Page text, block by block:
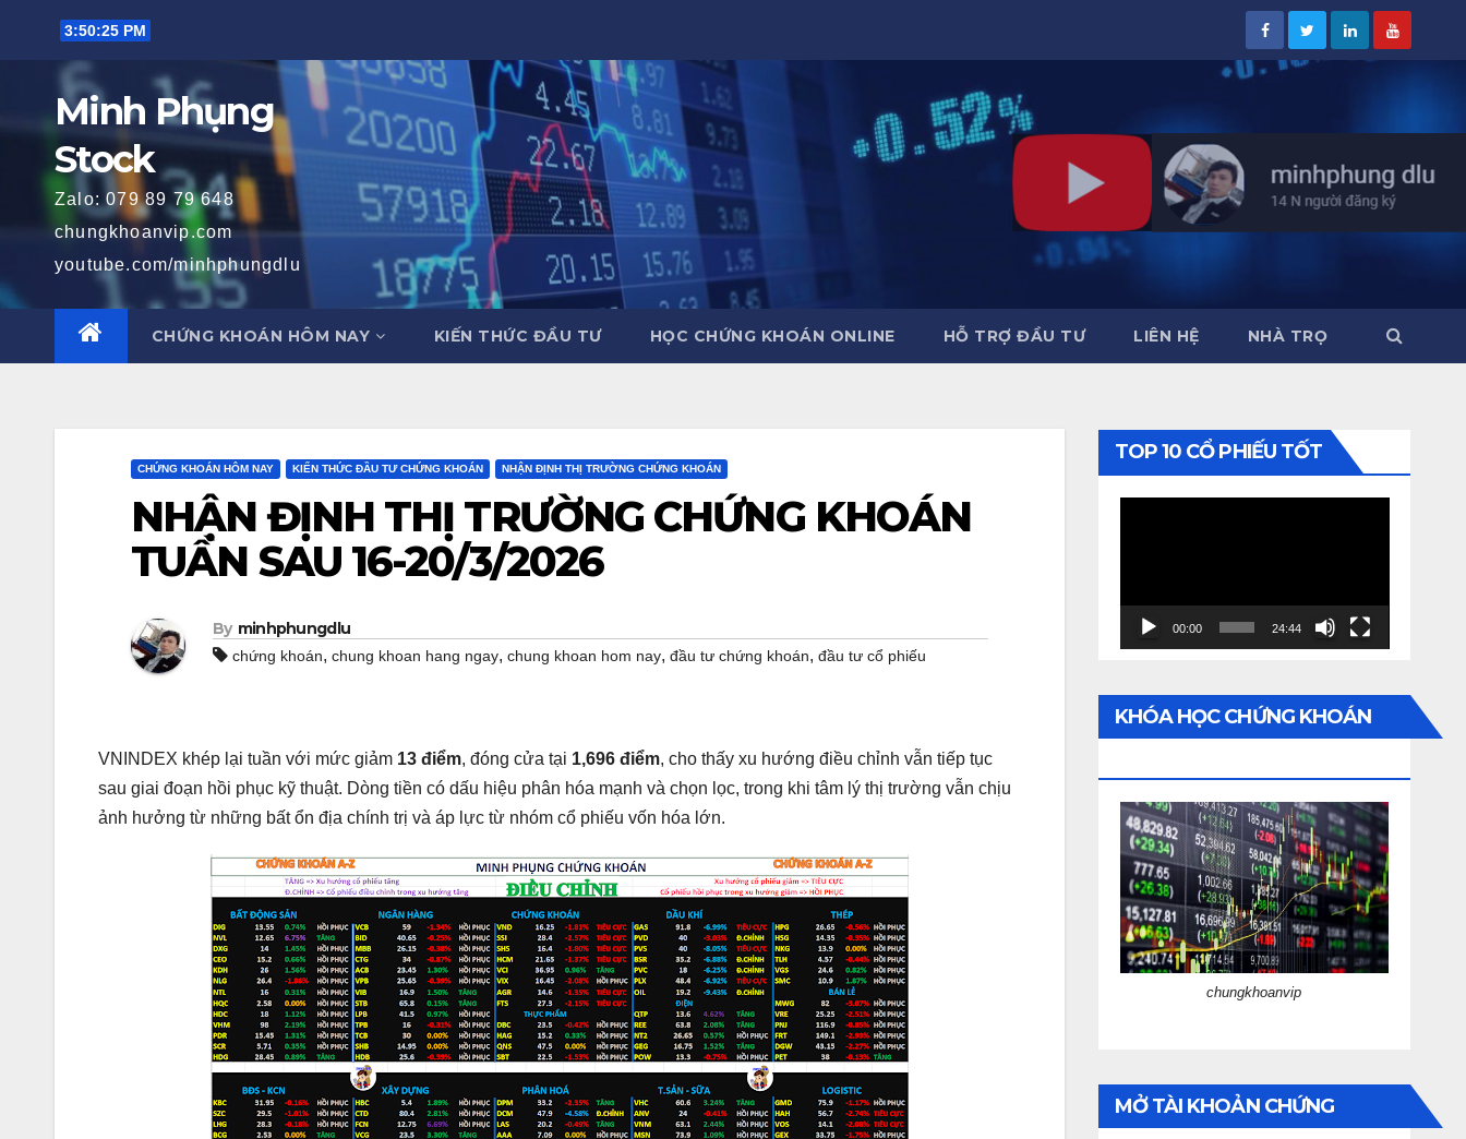
3:50:26 PM
Minh Phụng
Stock
Zalo: 079 89 79 648
chungkhoanvip.com
youtube.com/minhphungdlu
CHỨNG KHOÁN HÔM NAY KIẾN THỨC ĐẦU TƯ HỌC CHỨNG KHOÁN ONLINE HỖ TRỢ ĐẦU TƯ LIÊN HỆ NHÀ TRỌ
CHỨNG KHOÁN HÔM NAY KIẾN THỨC ĐẦU TƯ CHỨNG KHOÁN NHẬN ĐỊNH THỊ TRƯỜNG CHỨNG KHOÁN
NHẬN ĐỊNH THỊ TRƯỜNG CHỨNG KHOÁN
TUẦN SAU 16-20/3/2026
By minhphungdlu
chứng khoán, chung khoan hang ngay, chung khoan hom nay, đầu tư chứng khoán, đầu tư cổ phiếu
VNINDEX khép lại tuần với mức giảm 13 điểm, đóng cửa tại 1,696 điểm, cho thấy xu hướng điều chỉnh vẫn tiếp tục
sau giai đoạn hồi phục kỹ thuật. Dòng tiền có dấu hiệu phân hóa mạnh và chọn lọc, trong khi tâm lý thị trường vẫn chịu
ảnh hưởng từ những bất ổn địa chính trị và áp lực từ nhóm cổ phiếu vốn hóa lớn.
TOP 10 CỔ PHIẾU TỐT
00:00 24:44
KHÓA HỌC CHỨNG KHOÁN
chungkhoanvip
MỞ TÀI KHOẢN CHỨNG